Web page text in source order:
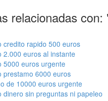
relacionadas
credito rapido 500 euros
2.000 euros al instante
5000 euros urgente
prestamo 6000 euros
de 10000 euros urgente
dinero sin preguntas ni papeleo